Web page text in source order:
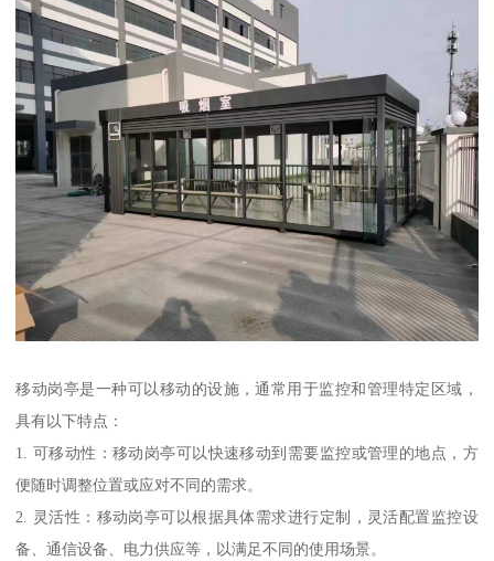
移动岗亭是一种可以移动的设施，通常用于监控和管理特定区域，
具有以下特点：
1. 可移动性：移动岗亭可以快速移动到需要监控或管理的地点，方
便随时调整位置或应对不同的需求。
2. 灵活性：移动岗亭可以根据具体需求进行定制，灵活配置监控设
备、通信设备、电力供应等，以满足不同的使用场景。